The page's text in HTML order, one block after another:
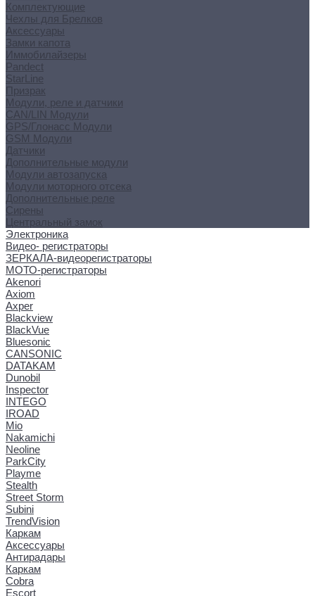
Комплектующие
Чехлы для Брелков
Аксессуары
Замки капота
Иммобилайзеры
Pandect
StarLine
Призрак
Модули, реле и датчики
CAN/LIN Модули
GPS/Глонасс Модули
GSM Модули
Датчики
Дополнительные модули
Модули автозапуска
Модули моторного отсека
Дополнительные реле
Сирены
Центральный замок
Электроника
Видео- регистраторы
ЗЕРКАЛА-видеорегистраторы
МОТО-регистраторы
Akenori
Axiom
Axper
Blackview
BlackVue
Bluesonic
CANSONIC
DATAKAM
Dunobil
Inspector
INTEGO
IROAD
Mio
Nakamichi
Neoline
ParkCity
Playme
Stealth
Street Storm
Subini
TrendVision
Каркам
Аксессуары
Антирадары
Каркам
Cobra
Escort